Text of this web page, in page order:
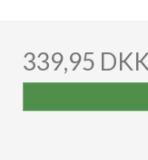
339,95 DKK